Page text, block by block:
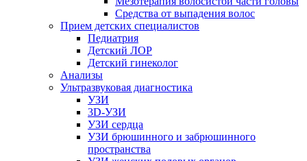
Средства от выпадения волос
Прием детских специалистов
Педиатрия
Детский ЛОР
Детский гинеколог
Анализы
Ультразвуковая диагностика
УЗИ
3D-УЗИ
УЗИ сердца
УЗИ брюшинного и забрюшинного
пространства